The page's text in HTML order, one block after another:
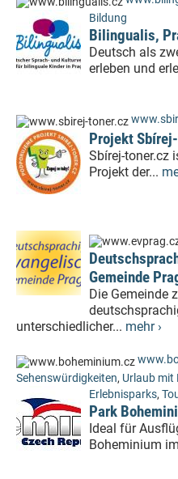
Bildung
Bilingualis,
Deutsch als
erleben und
Projekt
Sbírej-toner.cz
Projekt der...
Gemeinde
Die Gemeinde
unterschiedlicher... mehr ›
Sehenswürdigkeiten, Urlaub mit
Erlebnisparks,
Park
Ideal für
Boheminium